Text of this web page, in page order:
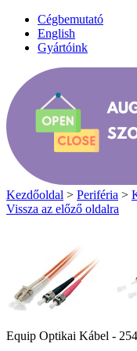
Cégbemutató
English
Gyártóink
Kezdőoldal > Periféria >
Vissza az előző oldalra
Equip Optikai Kábel -